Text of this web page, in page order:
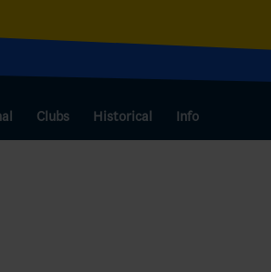
Clubs Historical Info